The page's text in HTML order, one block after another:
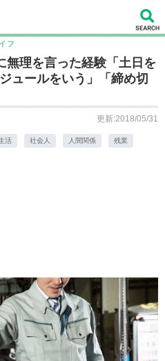
フ
理を言った経験「土日を
ュールをいう」「締め切
更新:2018/05/31
活 社会人 人間関係 残業